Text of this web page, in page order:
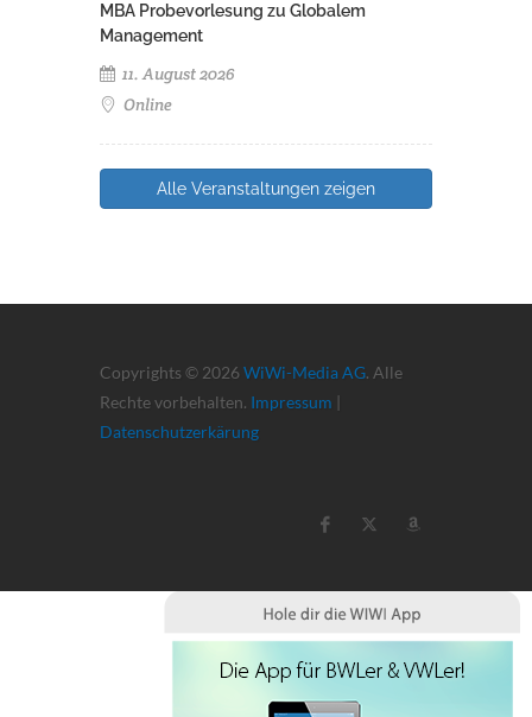
MBA Probevorlesung zu Globalem
Management
11. August 2026
Online
Alle Veranstaltungen zeigen
Copyrights © 2026 WiWi-Media AG. Alle
Rechte vorbehalten. Impressum |
Datenschutzerkärung